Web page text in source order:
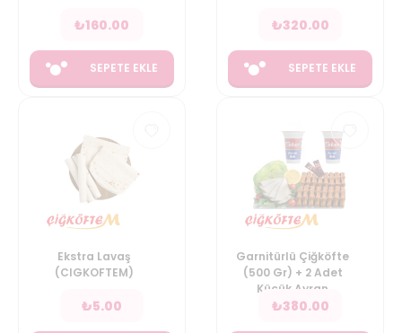
₺160.00
SEPETE EKLE
₺320.00
SEPETE EKLE
Ekstra Lavaş
(CIGKOFTEM)
₺5.00
Garnitürlü Çiğköfte
(500 Gr) + 2 Adet
Küçük Ayran
₺380.00